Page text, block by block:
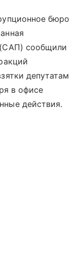
бюро
(САП) сообщили
депутатам
в офисе
действия.